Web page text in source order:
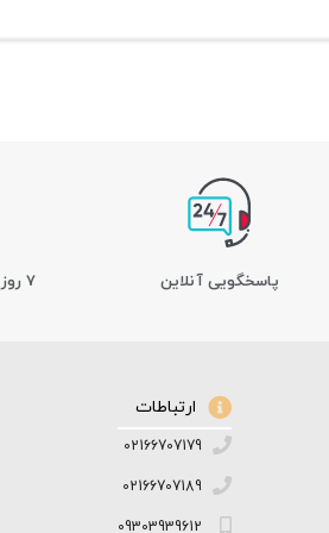
پاسخگویی آنلاین 7 روز ضمانت بازگشت کالا
ارتباطات
02166707179
02166707189
09303939612